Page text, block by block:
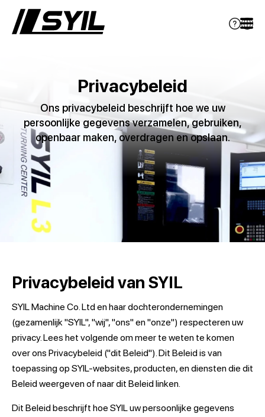
Privacybeleid
Ons privacybeleid beschrijft hoe we uw
persoonlijke gegevens verzamelen, gebruiken,
openbaar maken, overdragen en opslaan.
Privacybeleid van SYIL
SYIL Machine Co. Ltd en haar dochterondernemingen
(gezamenlijk "SYIL", "wij", "ons" en "onze") respecteren uw
privacy. Lees het volgende om meer te weten te komen
over ons Privacybeleid ("dit Beleid"). Dit Beleid is van
toepassing op SYIL-websites, producten, en diensten die dit
Beleid weergeven of naar dit Beleid linken.
Dit Beleid beschrijft hoe SYIL uw persoonlijke gegevens